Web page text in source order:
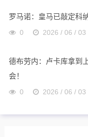
罗马诺：皇马已敲定科
0 2026 / 06 / 03
德布劳内：卢卡库拿到
会！
0 2026 / 06 / 03